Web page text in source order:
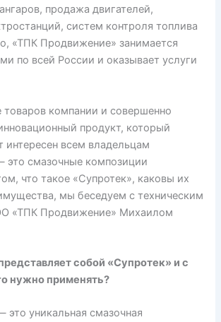
продажа двигателей,
систем контроля топлива
«ТПК Продвижение» занимается
по всей России и оказывает услуги
товаров компании и совершенно
продукт, который
интересен всем владельцам
это смазочные композиции
что такое «Супротек», каковы их
мы беседуем с техническим
«ТПК Продвижение» Михаилом
собой «Супротек» и с
нужно применять?
уникальная смазочная